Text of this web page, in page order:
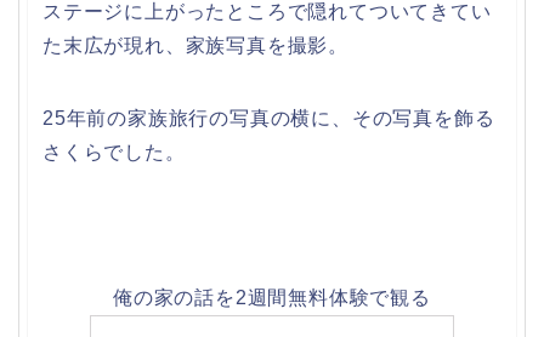
ステージに上がったところで隠れてついてきてい
た末広が現れ、家族写真を撮影。
25年前の家族旅行の写真の横に、その写真を飾る
さくらでした。
俺の家の話を2週間無料体験で観る